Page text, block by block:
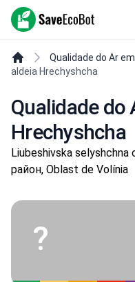
SaveEcoBot
Qualidade do Ar
aldeia Hrechyshcha
Qualidade do
Hrechyshcha
Liubeshivska
район, Oblast de Volínia
?